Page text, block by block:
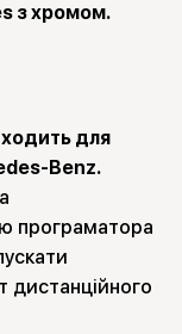
з хромом.
для
Benz.
програматора
дистанційного